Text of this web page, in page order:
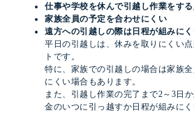
仕事や学校を休んで引越し作業をす
家族全員の予定を合わせにくい
遠方への引越しの際は日程が組みに
平日の引越しは、休みを取りにくい
トです。
特に、家族での引越しの場合は家族
にくい場合もあります。
また、引越し作業の完了まで2～3日
金のいつに引っ越すか日程が組みに